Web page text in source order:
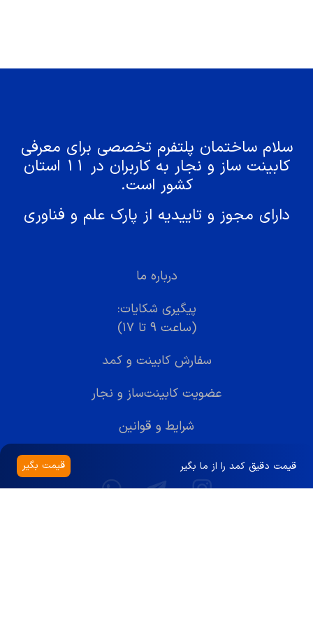
قیمت دقیق کمد را از ما بگیر قیمت بگیر
سلام ساختمان پلتفرم تخصصی برای معرفی
کابینت ساز و نجار به کاربران در 11 استان
کشور است.
دارای مجوز و تاییدیه از پارک علم و فناوری
درباره ما
پیگیری شکایات:
(ساعت ۹ تا ۱۷)
سفارش کابینت و کمد
عضویت کابینت‌ساز و نجار
شرایط و قوانین